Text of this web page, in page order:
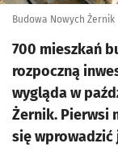
Budowa Nowych Żernik
700 mieszkań
rozpoczną
wygląda w
Żernik. Pierwsi
się wprowadzić